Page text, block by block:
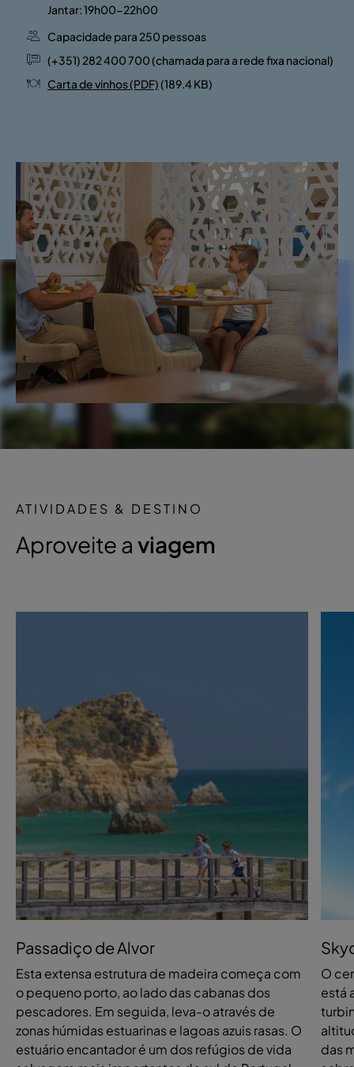
Jantar: 19h00-22h00
Capacidade para 250 pessoas
(+351) 282 400 700 (chamada para a rede fixa nacional)
Carta de vinhos (PDF)(189.4 KB)
ATIVIDADES & DESTINO
Aproveite a viagem
Passadiço de Alvor
Esta extensa estrutura de madeira começa com
o pequeno porto, ao lado das cabanas dos
pescadores. Em seguida, leva-o através de
zonas húmidas estuarinas e lagoas azuis rasas. O
estuário encantador é um dos refúgios de vida
O
está
das